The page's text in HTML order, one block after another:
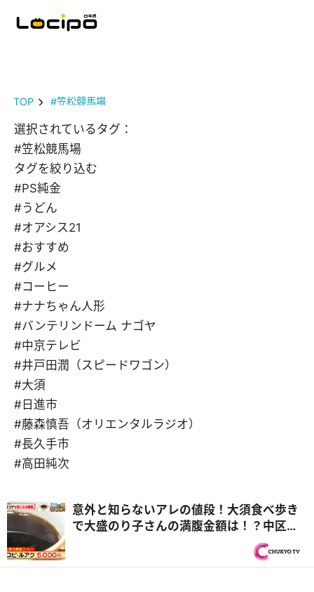
TOP #笠松競馬場
選択されているタグ：
#笠松競馬場
タグを絞り込む
#PS純金
#うどん
#オアシス21
#おすすめ
#グルメ
#コーヒー
#ナナちゃん人形
#バンテリンドーム ナゴヤ
#中京テレビ
#井戸田潤（スピードワゴン）
#大須
#日進市
#藤森慎吾（オリエンタルラジオ）
#長久手市
#高田純次
意外と知らないアレの値段！大須食べ歩き
で大盛のり子さんの満腹金額は！？中区
「生鮮食品館サノヤ」顔よりジャンボなチ
キンカツ『PS純金（ゴールド）』